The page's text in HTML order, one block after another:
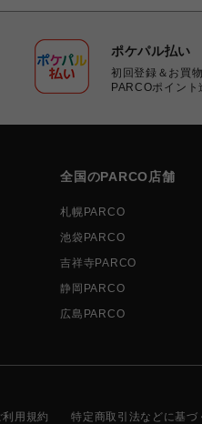
ポケパル払い
初回登録＆お買
PARCOポイント
全国のPARCO店舗
札幌PARCO
池袋PARCO
吉祥寺PARCO
静岡PARCO
広島PARCO
利用規約 特定商取引法などに基づ